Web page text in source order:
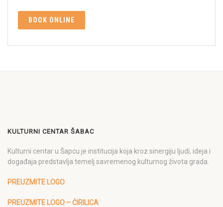
BOOK ONLINE
KULTURNI CENTAR ŠABAC
Kulturni centar u Šapcu je institucija koja kroz sinergiju ljudi, ideja i
događaja predstavlja temelj savremenog kulturnog života grada.
PREUZMITE LOGO
PREUZMITE LOGO – ĆIRILICA